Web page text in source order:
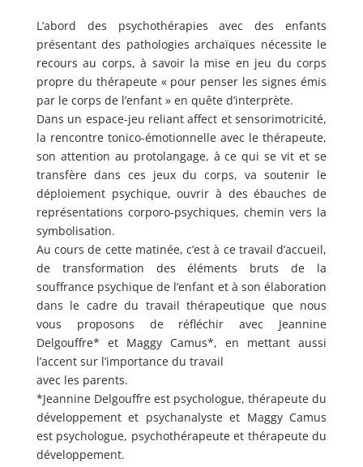
L’abord des psychothérapies avec des enfants
présentant des pathologies archaïques nécessite le
recours au corps, à savoir la mise en jeu du corps
propre du thérapeute « pour penser les signes émis
par le corps de l’enfant » en quête d’interprète.
Dans un espace-jeu reliant affect et sensorimotricité,
la rencontre tonico-émotionnelle avec le thérapeute,
son attention au protolangage, à ce qui se vit et se
transfère dans ces jeux du corps, va soutenir le
déploiement psychique, ouvrir à des ébauches de
représentations corporo-psychiques, chemin vers la
symbolisation.
Au cours de cette matinée, c’est à ce travail d’accueil,
de transformation des éléments bruts de la
souffrance psychique de l’enfant et à son élaboration
dans le cadre du travail thérapeutique que nous
vous proposons de réfléchir avec Jeannine
Delgouffre* et Maggy Camus*, en mettant aussi
l’accent sur l’importance du travail
avec les parents.
*Jeannine Delgouffre est psychologue, thérapeute du
développement et psychanalyste et Maggy Camus
est psychologue, psychothérapeute et thérapeute du
développement.